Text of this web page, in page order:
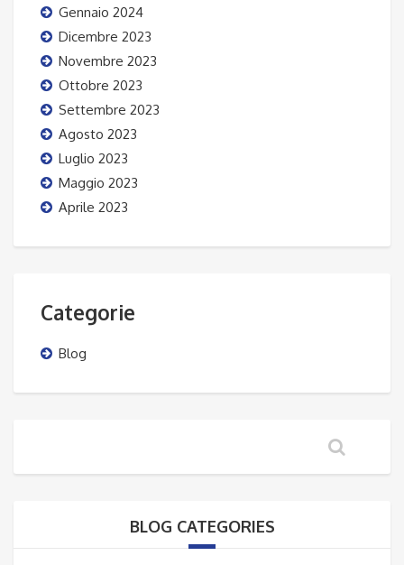
Gennaio 2024
Dicembre 2023
Novembre 2023
Ottobre 2023
Settembre 2023
Agosto 2023
Luglio 2023
Maggio 2023
Aprile 2023
Categorie
Blog
BLOG CATEGORIES